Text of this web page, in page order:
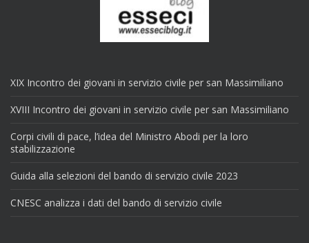
XIX Incontro dei giovani in servizio civile per san Massimiliano
XVIII Incontro dei giovani in servizio civile per san Massimiliano
Corpi civili di pace, l’idea del Ministro Abodi per la loro
stabilizzazione
Guida alla selezioni del bando di servizio civile 2023
CNESC analizza i dati del bando di servizio civile